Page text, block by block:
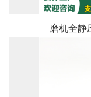
磨机全静